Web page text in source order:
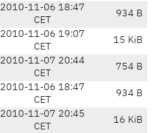
2010-11-06 18:47
CET
934 B
2010-11-06 19:07
CET
15 KiB
2010-11-07 20:44
CET
754 B
2010-11-06 18:47
CET
934 B
2010-11-07 20:45
CET
16 KiB